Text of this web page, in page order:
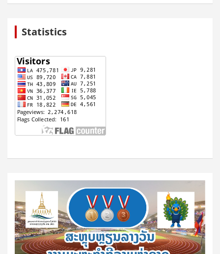
Statistics